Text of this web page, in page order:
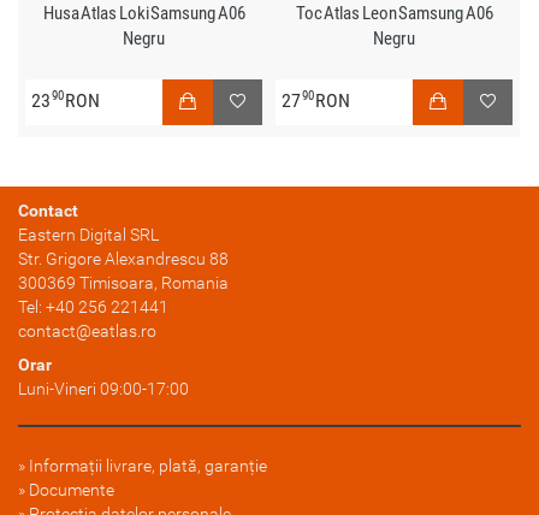
Husa Atlas Loki Samsung A06
Negru
2390RON
Toc Atlas Leon Samsung A06
Negru
2790RON
Contact
Eastern Digital SRL
Str. Grigore Alexandrescu 88
300369 Timisoara, Romania
Tel: +40 256 221441
contact@eatlas.ro
Orar
Luni-Vineri 09:00-17:00
Informații livrare, plată, garanție
Documente